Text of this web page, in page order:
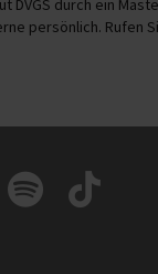
erhalten Sie
DVGS durch ein
persönlich. Rufen